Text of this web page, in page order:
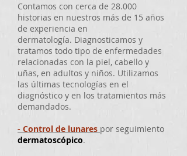
Contamos con cerca de 28.000
historias en nuestros más de 15 años
de experiencia en
dermatología. Diagnosticamos y
tratamos todo tipo de enfermedades
relacionadas con la piel, cabello y
uñas, en adultos y niños. Utilizamos
las últimas tecnologías en el
diagnóstico y en los tratamientos más
demandados.
- Control de lunares por seguimiento
dermatoscópico.